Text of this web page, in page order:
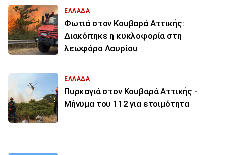
ΕΛΛΑΔΑ
Φωτιά στον Κουβαρά Αττικής:
Διακόπηκε η κυκλοφορία στη
λεωφόρο Λαυρίου
ΕΛΛΑΔΑ
Πυρκαγιά στον Κουβαρά Αττικής -
Μήνυμα του 112 για ετοιμότητα